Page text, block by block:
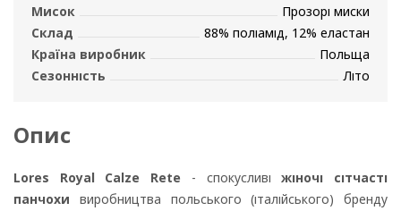
Мисок
Прозорі миски
Склад
88% поліамід, 12% еластан
Країна виробник
Польща
Сезонність
Літо
Опис
Lores Royal Calze Rete - спокусливіжіночі сітчасті
панчохи виробництва польського (італійського) бренду